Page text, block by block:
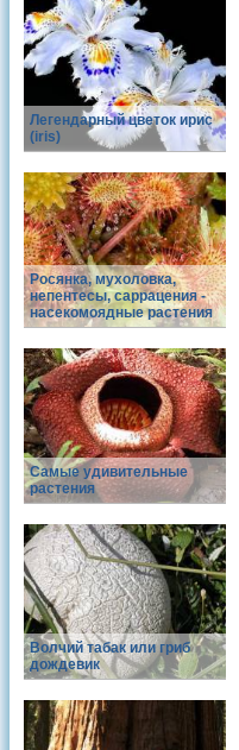
Легендарный цветок ирис
(iris)
Росянка, мухоловка,
непентесы, саррацения -
насекомоядные растения
Самые удивительные
растения
Волчий табак или гриб
дождевик